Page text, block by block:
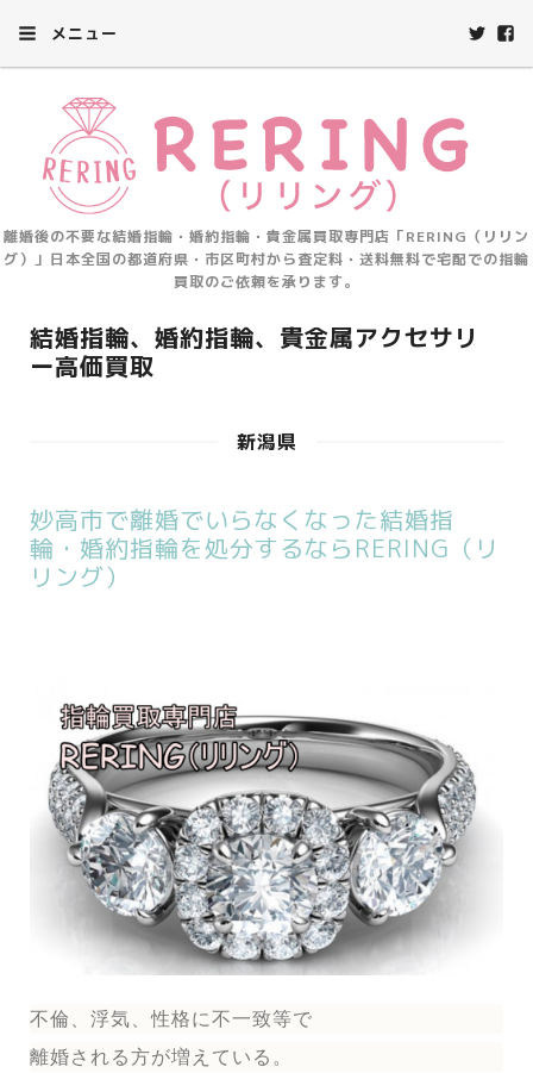
メニュー
離婚後の不要な結婚指輪・婚約指輪・貴金属買取専門店「RERING（リリン
グ）」日本全国の都道府県・市区町村から査定料・送料無料で宅配での指輪
買取のご依頼を承ります。
結婚指輪、婚約指輪、貴金属アクセサリ
ー高価買取
新潟県
妙高市で離婚でいらなくなった結婚指
輪・婚約指輪を処分するならRERING（リ
リング）
不倫、浮気、性格に不一致等で
離婚される方が増えている。